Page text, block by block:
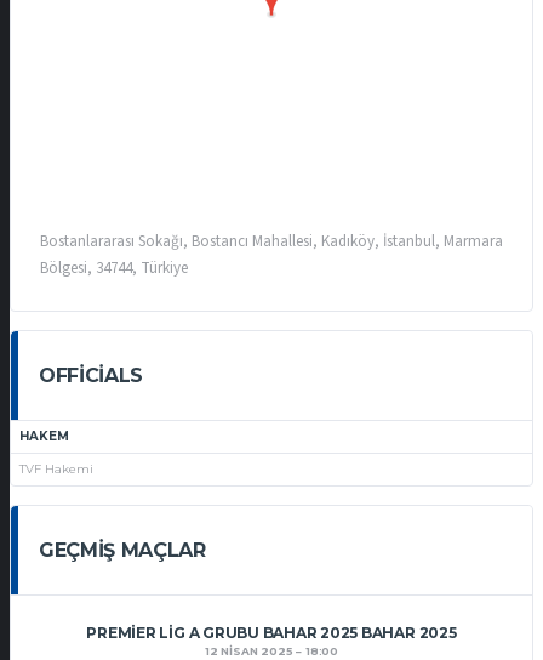
Bostanlararası Sokağı, Bostancı Mahallesi, Kadıköy, İstanbul, Marmara
Bölgesi, 34744, Türkiye
OFFICIALS
HAKEM
TVF Hakemi
GEÇMIŞ MAÇLAR
PREMIER LIG A GRUBU BAHAR 2025 BAHAR 2025
12 NISAN 2025 18:00